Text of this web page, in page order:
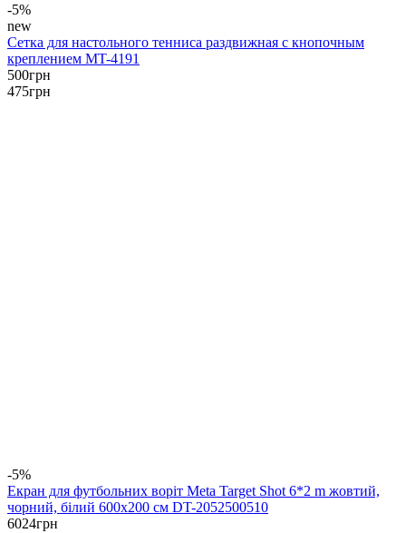
-5%
new
Сетка для настольного тенниса раздвижная с кнопочным
креплением MT-4191
500грн
475грн
-5%
Екран для футбольних воріт Meta Target Shot 6*2 m жовтий,
чорний, білий 600х200 см DT-2052500510
6024грн